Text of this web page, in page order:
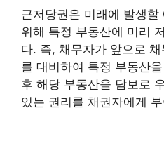
근저당권은 미래에 발생할
위해 특정 부동산에 미리
다. 즉, 채무자가 앞으로
를 대비하여 특정 부동산
후 해당 부동산을 담보로
있는 권리를 채권자에게